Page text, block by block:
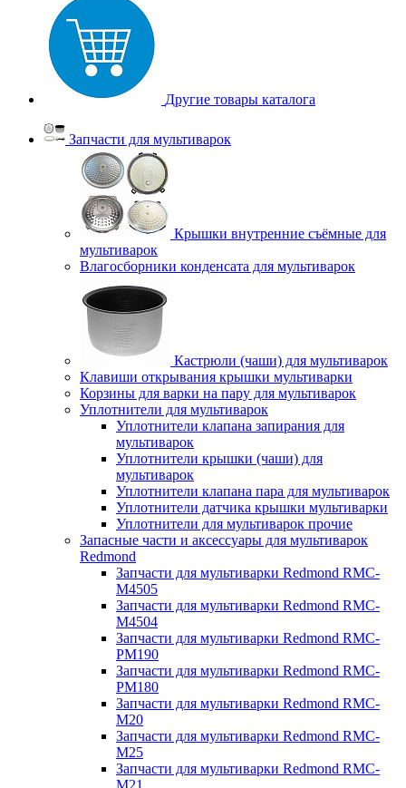
Другие товары каталога
Запчасти для мультиварок
Крышки внутренние съёмные для
мультиварок
Влагосборники конденсата для мультиварок
Кастрюли (чаши) для мультиварок
Клавиши открывания крышки мультиварки
Корзины для варки на пару для мультиварок
Уплотнители для мультиварок
Уплотнители клапана запирания для
мультиварок
Уплотнители крышки (чаши) для
мультиварок
Уплотнители клапана пара для мультиварок
Уплотнители датчика крышки мультиварки
Уплотнители для мультиварок прочие
Запасные части и аксессуары для мультиварок
Redmond
Запчасти для мультиварки Redmond RMC-
M4505
Запчасти для мультиварки Redmond RMC-
M4504
Запчасти для мультиварки Redmond RMC-
PM190
Запчасти для мультиварки Redmond RMC-
PM180
Запчасти для мультиварки Redmond RMC-
M20
Запчасти для мультиварки Redmond RMC-
M25
Запчасти для мультиварки Redmond RMC-
M21